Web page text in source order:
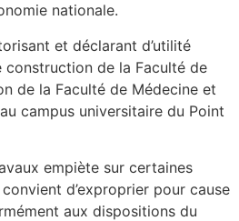
nationale.
et déclarant d’utilité
construction de la Faculté de
de la Faculté de Médecine et
campus universitaire du Point
empiète sur certaines
d’exproprier pour cause
aux dispositions du